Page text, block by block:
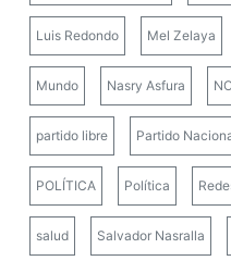
Luis Redondo Mel Zelaya
Mundo Nasry Asfura
partido libre Partido
POLÍTICA Política
salud Salvador Nasralla